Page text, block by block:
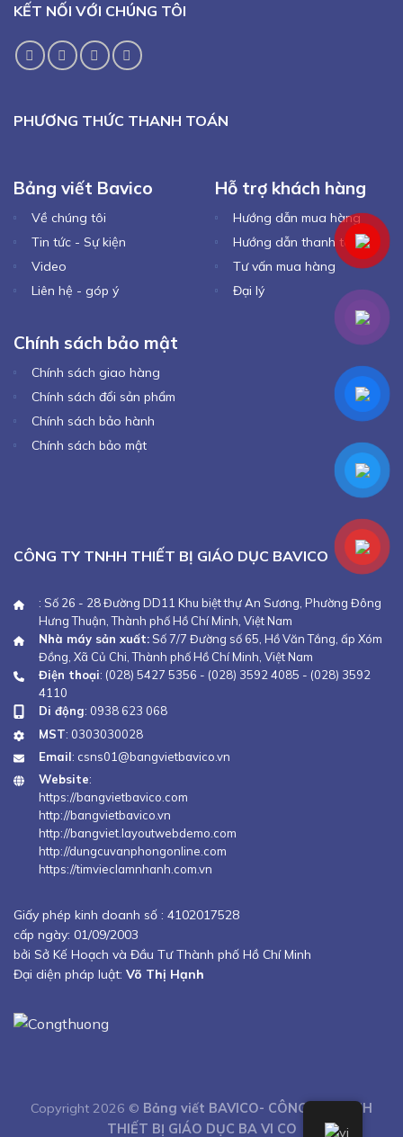
KẾT NỐI VỚI CHÚNG TÔI
PHƯƠNG THỨC THANH TOÁN
Bảng viết Bavico
Về chúng tôi
Tin tức - Sự kiện
Video
Liên hệ - góp ý
Hỗ trợ khách hàng
Hướng dẫn mua hàng
Hướng dẫn thanh toán
Tư vấn mua hàng
Đại lý
Chính sách bảo mật
Chính sách giao hàng
Chính sách đổi sản phẩm
Chính sách bảo hành
Chính sách bảo mật
CÔNG TY TNHH THIẾT BỊ GIÁO DỤC BAVICO
: Số 26 - 28 Đường DD11 Khu biệt thự An Sương, Phường Đông
Hưng Thuận, Thành phố Hồ Chí Minh, Việt Nam
Nhà máy sản xuất: Số 7/7 Đường số 65, Hồ Văn Tắng, ấp Xóm
Đồng, Xã Củ Chi, Thành phố Hồ Chí Minh, Việt Nam
Điện thoại: (028) 5427 5356 - (028) 3592 4085 - (028) 3592
4110
Di động: 0938 623 068
MST: 0303030028
Email: csns01@bangvietbavico.vn
Website:
https://bangvietbavico.com
http://bangvietbavico.vn
http://bangviet.layoutwebdemo.com
http://dungcuvanphongonline.com
https://timvieclamnhanh.com.vn
Giấy phép kinh doanh số : 4102017528
cấp ngày: 01/09/2003
bởi Sở Kế Hoạch và Đầu Tư Thành phố Hồ Chí Minh
Đại diện pháp luật: Võ Thị Hạnh
Copyright 2026 © Bảng viết BAVICO- CÔNG TY TNHH
THIẾT BỊ GIÁO DỤC BA VI CO